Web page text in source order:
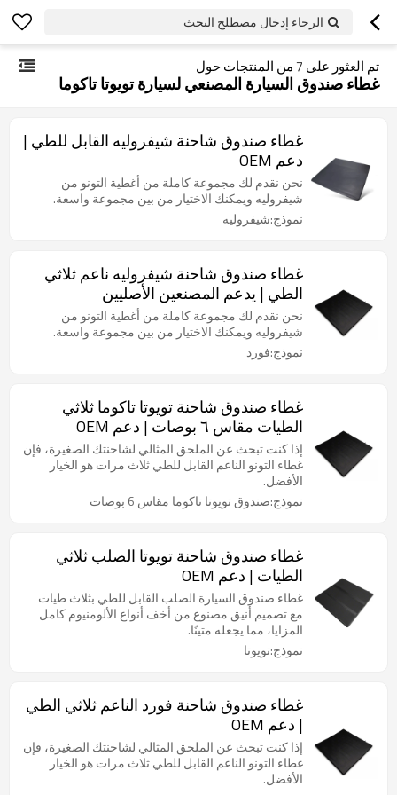
الرجاء إدخال مصطلح البحث
تم العثور على 7من المنتجات حول
غطاء صندوق السيارة المصنعي لسيارة تويوتا تاكوما
غطاء صندوق شاحنة شيفروليه القابل للطي |
دعم OEM
نحن نقدم لك مجموعة كاملة من أغطية التونو من
شيفروليه ويمكنك الاختيار من بين مجموعة واسعة.
نموذج:شيفروليه
غطاء صندوق شاحنة شيفروليه ناعم ثلاثي
الطي | يدعم المصنعين الأصليين
نحن نقدم لك مجموعة كاملة من أغطية التونو من
شيفروليه ويمكنك الاختيار من بين مجموعة واسعة.
نموذج:فورد
غطاء صندوق شاحنة تويوتا تاكوما ثلاثي
الطيات مقاس ٦ بوصات | دعم OEM
إذا كنت تبحث عن الملحق المثالي لشاحنتك الصغيرة، فإن
غطاء التونو الناعم القابل للطي ثلاث مرات هو الخيار
الأفضل.
نموذج:صندوق تويوتا تاكوما مقاس 6 بوصات
غطاء صندوق شاحنة تويوتا الصلب ثلاثي
الطيات | دعم OEM
غطاء صندوق السيارة الصلب القابل للطي بثلاث طيات
مع تصميم أنيق مصنوع من أخف أنواع الألومنيوم كامل
المزايا، مما يجعله متينًا.
نموذج:تويوتا
غطاء صندوق شاحنة فورد الناعم ثلاثي الطي
| دعم OEM
إذا كنت تبحث عن الملحق المثالي لشاحنتك الصغيرة، فإن
غطاء التونو الناعم القابل للطي ثلاث مرات هو الخيار
الأفضل.